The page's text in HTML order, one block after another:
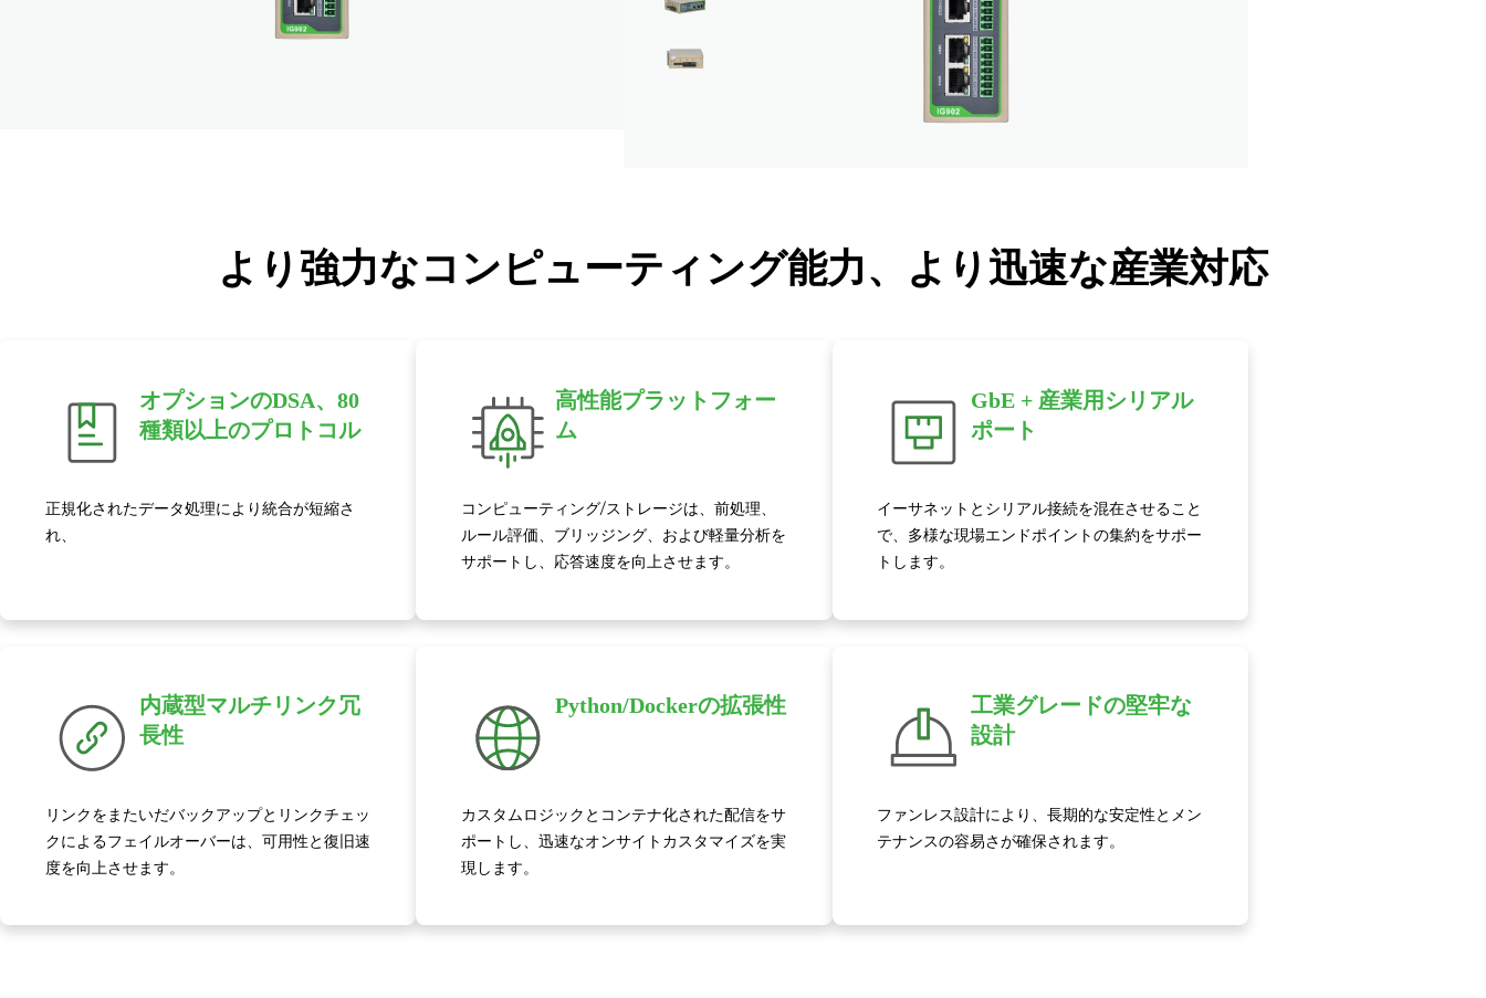
より強力なコンピューティング能力、より迅速な産業対応
オプションのDSA、80
種類以上のプロトコル
正規化されたデータ処理により統合が短縮さ
れ、
高性能プラットフォー
ム
コンピューティング/ストレージは、前処理、
ルール評価、ブリッジング、および軽量分析を
サポートし、応答速度を向上させます。
GbE + 産業用シリアル
ポート
イーサネットとシリアル接続を混在させること
で、多様な現場エンドポイントの集約をサポー
トします。
内蔵型マルチリンク冗
長性
リンクをまたいだバックアップとリンクチェッ
クによるフェイルオーバーは、可用性と復旧速
度を向上させます。
Python/Dockerの拡張性
カスタムロジックとコンテナ化された配信をサ
ポートし、迅速なオンサイトカスタマイズを実
現します。
工業グレードの堅牢な
設計
ファンレス設計により、長期的な安定性とメン
テナンスの容易さが確保されます。